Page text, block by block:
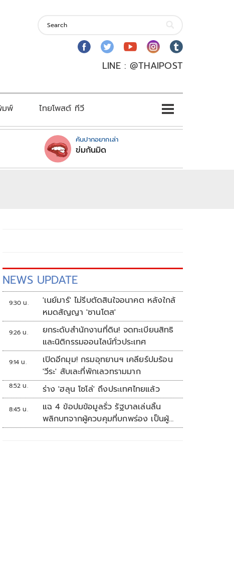
LINE : @THAIPOST
มพ์ ไทยโพสต์ ทีวี
คันปากอยากเล่า
ข่มกันมิด
NEWS UPDATE
9:30 น.
'เนย์มาร์' ไม่รีบตัดสินใจอนาคต หลังใกล้
หมดสัญญา 'ซานโตส'
9:26 น.
ยกระดับสำนักงานที่ดิน! จดทะเบียนสิทธิ
และนิติกรรมออนไลน์ทั่วประเทศ
9:14 น.
เปิดอีกมุม! กรมอุทยานฯ เคลียร์ปมร้อน
'วีระ' สับเละที่พักเลวทรามมาก
8:52 น. ร่าง 'ฮลุน โซโล่' ถึงประเทศไทยแล้ว
8:45 น.
แฉ 4 ข้อปมข้อมูลรั่ว รัฐบาลเล่นลิ้น
พลิกบทจากผู้ควบคุมที่บกพร่อง เป็นผู้
เสียหายขู่ฟ้องคนเอาความจริงมาพูด